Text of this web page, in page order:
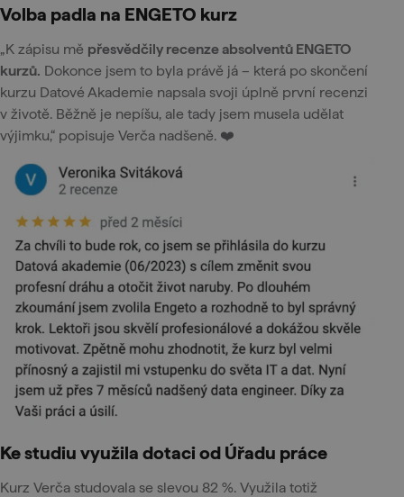
Volba padla na ENGETO kurz
„K zápisu mě přesvědčily recenze absolventů ENGETO
kurzů. Dokonce jsem to byla právě já – která po skončení
kurzu Datové Akademie napsala svoji úplně první recenzi
v životě. Běžně je nepíšu, ale tady jsem musela udělat
výjimku,“ popisuje Verča nadšeně. ❤️
Ke studiu využila dotaci od Úřadu práce
Kurz Verča studovala se slevou 82 %. Využila totiž